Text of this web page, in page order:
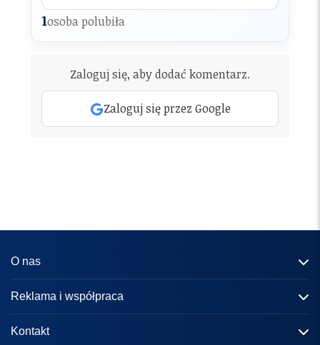
1osoba polubiła
Zaloguj się, aby dodać komentarz.
Zaloguj się przez Google
O nas
Informacje o portalu
Reklama i współpraca
Reklama
Kontakt